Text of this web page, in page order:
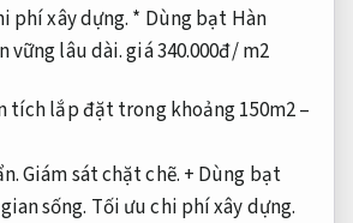
phí xây dựng. * Dùng bạt Hàn
vững lâu dài.giá 340.000đ/ m2
tích lắp đặt trong khoảng 150m2 –
Giám sát chặt chẽ. + Dùng bạt
sống. Tối ưu chi phí xây dựng.